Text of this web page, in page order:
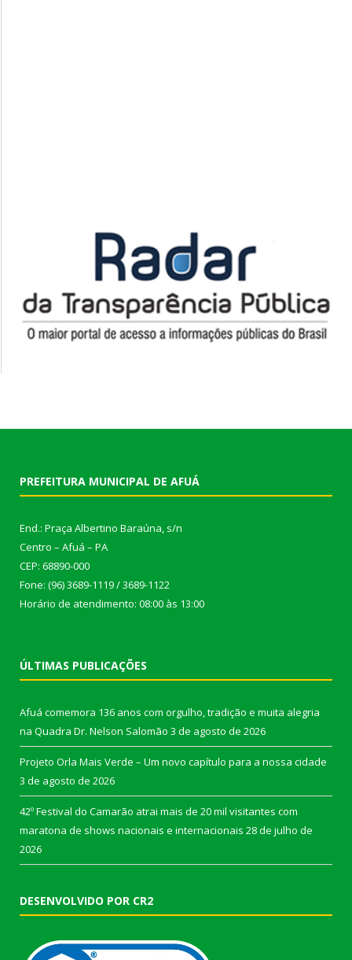
PREFEITURA MUNICIPAL DE AFUÁ
End.: Praça Albertino Baraúna, s/n
Centro – Afuá – PA
CEP: 68890-000
Fone: (96) 3689-1119 / 3689-1122
Horário de atendimento: 08:00 às 13:00
ÚLTIMAS PUBLICAÇÕES
Afuá comemora 136 anos com orgulho, tradição e muita alegria
na Quadra Dr. Nelson Salomão 3 de agosto de 2026
Projeto Orla Mais Verde – Um novo capítulo para a nossa cidade
3 de agosto de 2026
42º Festival do Camarão atrai mais de 20 mil visitantes com
maratona de shows nacionais e internacionais 28 de julho de
2026
DESENVOLVIDO POR CR2